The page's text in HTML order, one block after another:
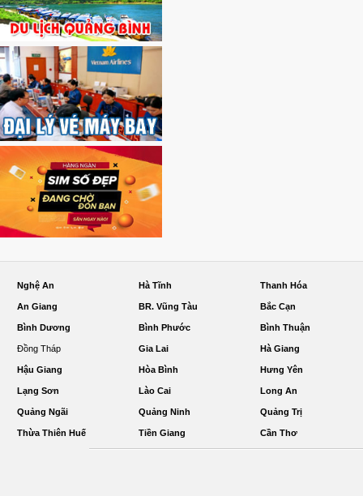
Nghệ An Hà Tĩnh Thanh Hóa
An Giang BR. Vũng Tàu Bắc Cạn
Bình Dương Bình Phước Bình Thuận
Đồng Tháp Gia Lai Hà Giang
Hậu Giang Hòa Bình Hưng Yên
Lạng Sơn Lào Cai Long An
Quảng Ngãi Quảng Ninh Quảng Trị
Thừa Thiên Huế Tiền Giang Cần Thơ